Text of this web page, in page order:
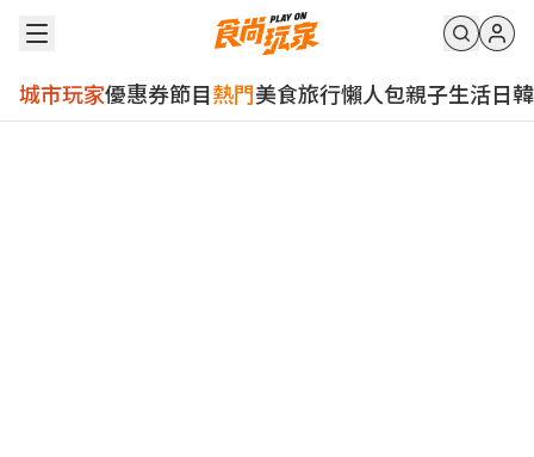
城市玩家優惠券節目熱門美食旅行懶人包親子生活日韓